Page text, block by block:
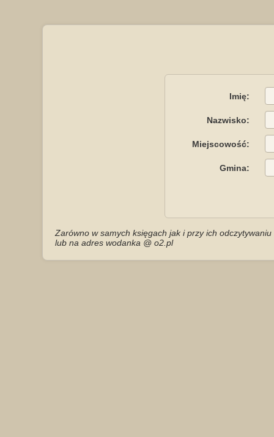
Imię:
Nazwisko:
Miejscowość:
Gmina:
Zarówno w samych księgach jak i przy ich
lub na adres wodanka @ o2.pl